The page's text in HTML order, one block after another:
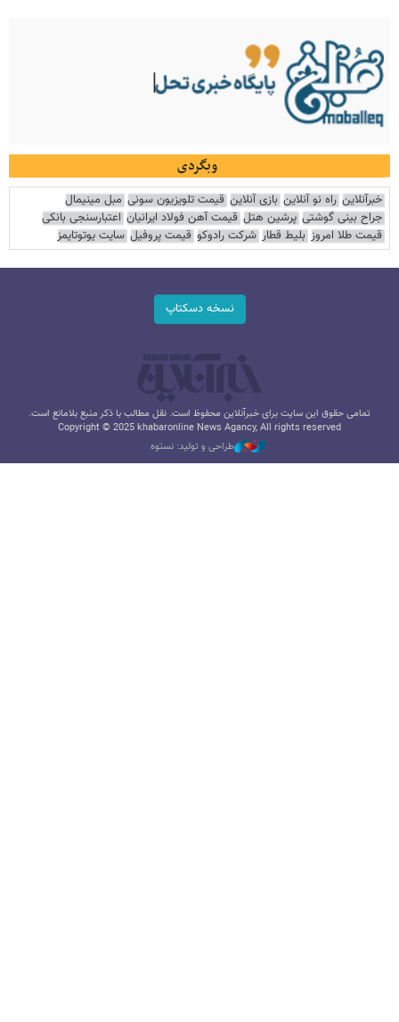
وبگردی
خبرآنلاین راه نو آنلاین بازی آنلاین قیمت تلویزیون سونی مبل مینیمال
جراح بینی گوشتی پرشین هتل قیمت آهن فولاد ایرانیان اعتبارسنجی بانکی
قیمت طلا امروز بلیط قطار شرکت رادوکو قیمت پروفیل سایت یوتوتایمز
نسخه دسکتاپ
تمامی حقوق این سایت برای خبرآنلاین محفوظ است. نقل مطالب با ذکر منبع بلامانع است.
Copyright © 2025 khabaronline News Agancy, All rights reserved
طراحی و تولید: نستوه